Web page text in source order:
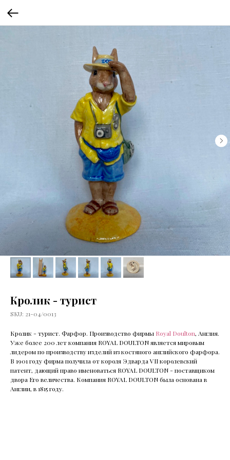
Кролик - турист
SKU: 21-04/0013
Кролик - турист. Фарфор. Производство фирмы Royal Doulton, Англия.
Уже более 200 лет компания ROYAL DOULTON является мировым
лидером по производству изделий из костяного английского фарфора.
В 1901 году фирма получила от короля Эдварда VII королевский
патент, дающий право именоваться ROYAL DOULTON - поставщиком
двора Его величества. Компания ROYAL DOULTON была основана в
Англии, в 1815 году.